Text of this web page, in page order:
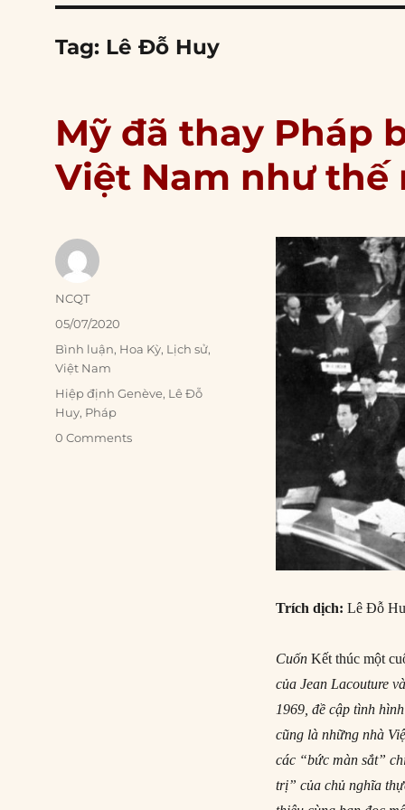
Tag: Lê Đỗ Huy
Mỹ đã thay Pháp
Việt Nam như thế
Trích dịch: Lê Đỗ
CuốnKết thúc một
của Jean Lacouture
1969, đề cập tình
cũng là những nhà
các “bức màn sắt”
trị” của chủ nghĩa
Author
NCQT
Posted
on
05/07/2020
Categories
Bình luận, Hoa Kỳ, Lịch sử,
Việt Nam
Tags
Hiệp định Genève, Lê Đỗ
Huy, Pháp
0 Comments